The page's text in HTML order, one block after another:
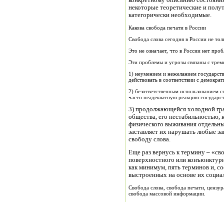
некоторые теоретические и
категорически необходимые.
Какова свобода печати в России
Свобода слова сегодня в России не
Это не означает, что в России нет
Эти проблемы и угрозы связаны с
1) неумением и нежеланием
действовать в соответствии с
2) безответственным использованием
часто неадекватную реакцию
3) продолжающейся холодной
общества, его нестабильностью,
физического выживания
заставляет их нарушать любые
свободу слова.
Еще раз вернусь к термину –
поверхностного или
как минимум, пять терминов и,
выстроенных на основе их
Свобода слова, свобода печати,
свобода массовой информации.